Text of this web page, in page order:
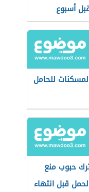
أسبوع
للحامل
حبوب منع
قبل انتهاء